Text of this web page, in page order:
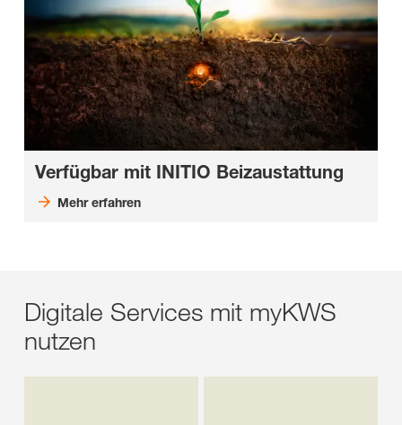
Verfügbar mit INITIO Beizaustattung
Mehr erfahren
Digitale Services mit myKWS
nutzen